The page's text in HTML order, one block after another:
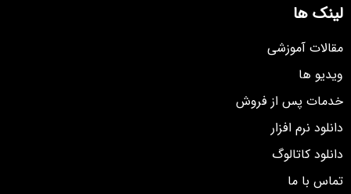
لینک ها
مقالات آموزشی
ویدیو ها
خدمات پس از فروش
دانلود نرم افزار
دانلود کاتالوگ
تماس با ما